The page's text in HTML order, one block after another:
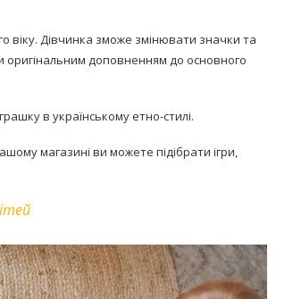
віку. Дівчинка зможе змінювати значки та
доповненням до основного
в українському етно-стилі.
магазині ви можете підібрати ігри,